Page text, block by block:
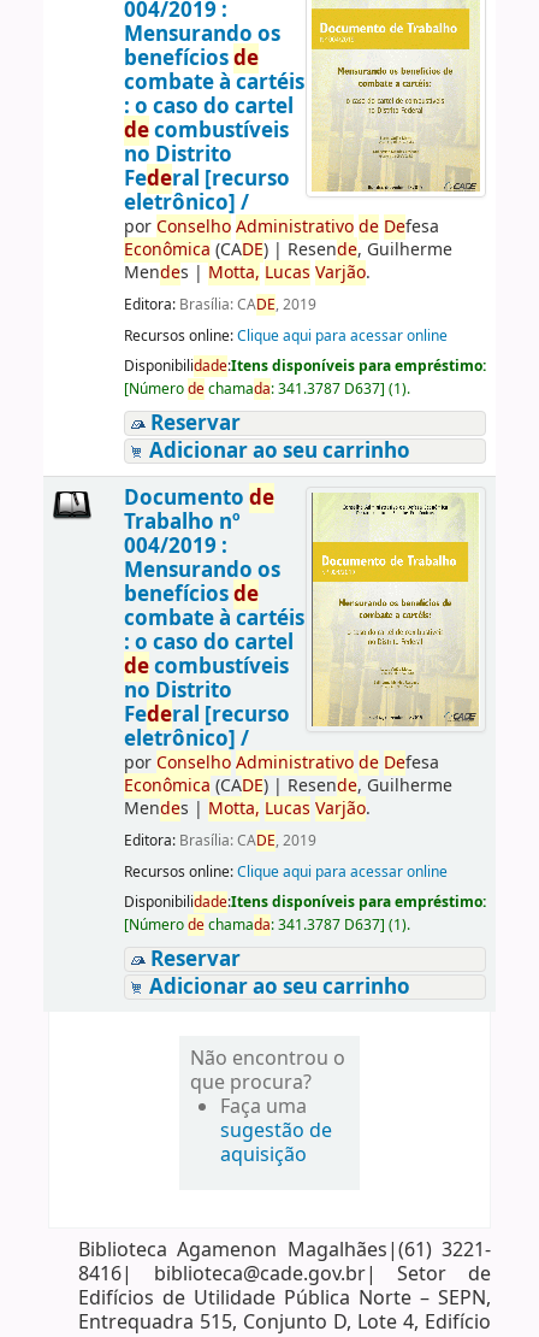
004/2019 :
Mensurando os
benefíciosde
combate à cartéis
: o caso do cartel
decombustíveis
no Distrito
Federal [recurso
eletrônico] /
porConselho Administrativo de Defesa
Econômica (CADE)| Resende, Guilherme
Mendes | Motta, Lucas Varjão.
Editora: Brasília: CADE, 2019
Recursos online:Clique aqui para acessar online
Disponibilidade:Itens disponíveis para empréstimo:
[Númerodechamada:341.3787 D637] (1).
Reservar
Adicionar ao seu carrinho
Documento de
Trabalho nº
004/2019 :
Mensurando os
benefíciosde
combate à cartéis
: o caso do cartel
decombustíveis
no Distrito
Federal [recurso
eletrônico] /
porConselho Administrativo de Defesa
Econômica (CADE)| Resende, Guilherme
Mendes | Motta, Lucas Varjão.
Editora: Brasília: CADE, 2019
Recursos online:Clique aqui para acessar online
Disponibilidade:Itens disponíveis para empréstimo:
[Númerodechamada:341.3787 D637] (1).
Reservar
Adicionar ao seu carrinho
Não encontrou o
que procura?
Faça uma
sugestão de
aquisição
Biblioteca Agamenon Magalhães|(61) 3221-
8416| biblioteca@cade.gov.br| Setor de
Edifícios de Utilidade Pública Norte – SEPN,
Entrequadra 515, Conjunto D, Lote 4, Edifício